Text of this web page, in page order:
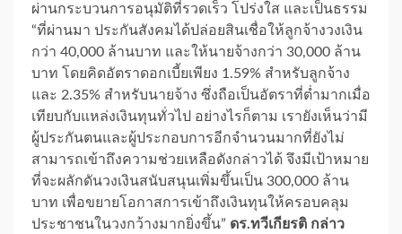
ผ่านกระบวนการอนุมัติที่รวดเร็ว โปร่งใส และเป็นธรรม
“ที่ผ่านมา ประกันสังคมได้ปล่อยสินเชื่อให้ลูกจ้างวงเงิน
กว่า 40,000 ล้านบาท และให้นายจ้างกว่า 30,000 ล้าน
บาท โดยคิดอัตราดอกเบี้ยเพียง 1.59% สำหรับลูกจ้าง
และ 2.35% สำหรับนายจ้าง ซึ่งถือเป็นอัตราที่ต่ำมากเมื่อ
เทียบกับแหล่งเงินทุนทั่วไป อย่างไรก็ตาม เรายังเห็นว่ามี
ผู้ประกันตนและผู้ประกอบการอีกจำนวนมากที่ยังไม่
สามารถเข้าถึงความช่วยเหลือดังกล่าวได้ จึงมีเป้าหมาย
ที่จะผลักดันวงเงินสนับสนุนเพิ่มขึ้นเป็น 300,000 ล้าน
บาท เพื่อขยายโอกาสการเข้าถึงเงินทุนให้ครอบคลุม
ประชาชนในวงกว้างมากยิ่งขึ้น” ดร.ทวีเกียรติ กล่าว